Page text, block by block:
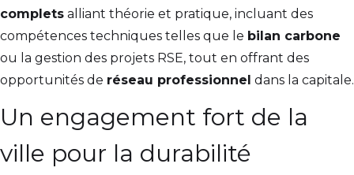
complets alliant théorie et pratique, incluant des
compétences techniques telles que le bilan carbone
ou la gestion des projets RSE, tout en offrant des
opportunités de réseau professionnel dans la capitale.
Un engagement fort de la
ville pour la durabilité